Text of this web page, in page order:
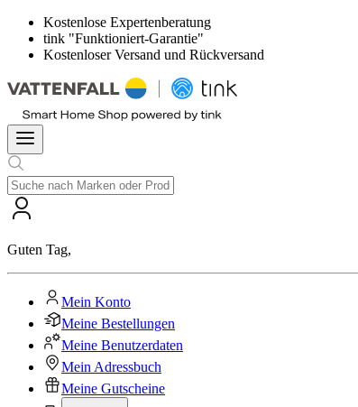
Kostenlose Expertenberatung
tink "Funktioniert-Garantie"
Kostenloser Versand und Rückversand
Guten Tag,
Mein Konto
Meine Bestellungen
Meine Benutzerdaten
Mein Adressbuch
Meine Gutscheine